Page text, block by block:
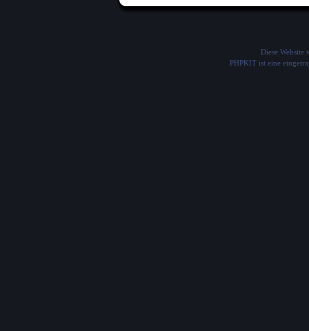
Diese Website
PHPKIT ist eine